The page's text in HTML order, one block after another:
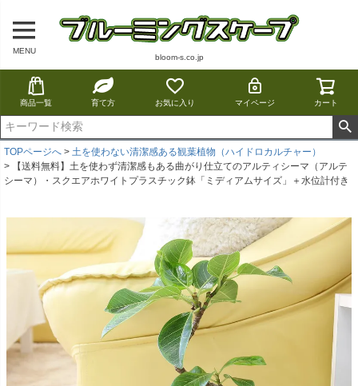
MENU
bloom-s.co.jp
商品一覧 育て方 お気に入り マイページ カート
TOPページへ
土を使わない清潔感ある観葉植物（ハイドロカルチャー）
【送料無料】土を使わず清潔感もある曲がり仕立てのアルティシーマ（アルテ
シーマ）・スクエアホワイトプラスチック鉢「ミディアムサイズ」＋水位計付き